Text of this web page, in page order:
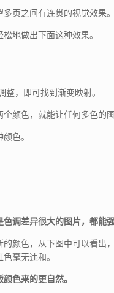
多页之间有连贯的视觉效果
地做出下面这种效果。
整，即可找到渐变映射。
颜色，就能让任何多色的
色。
调差异很大的图片，都能
颜色，从下图中可以看出
毫无违和。
色来的更自然。